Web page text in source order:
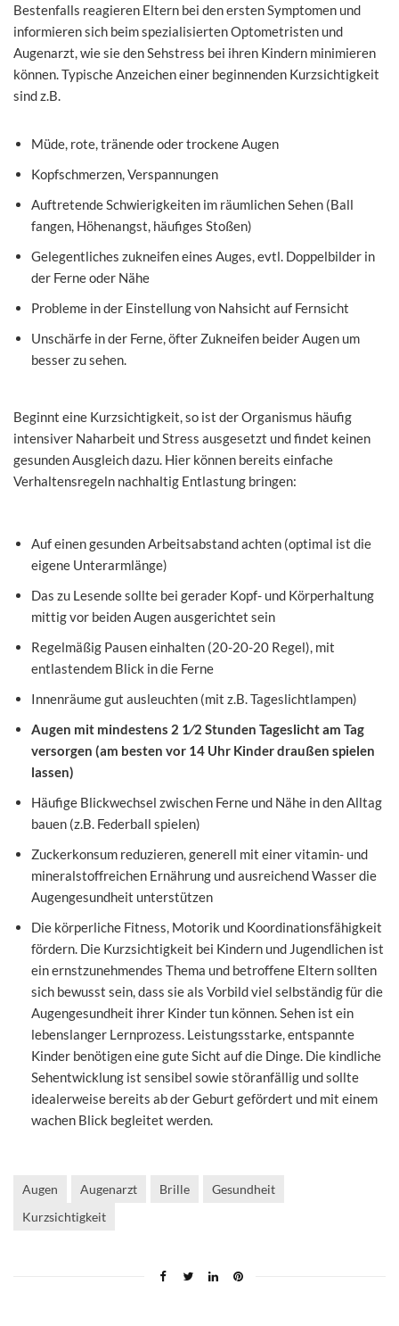
Bestenfalls reagieren Eltern bei den ersten Symptomen und
informieren sich beim spezialisierten Optometristen und
Augenarzt, wie sie den Sehstress bei ihren Kindern minimieren
können. Typische Anzeichen einer beginnenden Kurzsichtigkeit
sind z.B.
Müde, rote, tränende oder trockene Augen
Kopfschmerzen, Verspannungen
Auftretende Schwierigkeiten im räumlichen Sehen (Ball
fangen, Höhenangst, häufiges Stoßen)
Gelegentliches zukneifen eines Auges, evtl. Doppelbilder in
der Ferne oder Nähe
Probleme in der Einstellung von Nahsicht auf Fernsicht
Unschärfe in der Ferne, öfter Zukneifen beider Augen um
besser zu sehen.
Beginnt eine Kurzsichtigkeit, so ist der Organismus häufig
intensiver Naharbeit und Stress ausgesetzt und findet keinen
gesunden Ausgleich dazu. Hier können bereits einfache
Verhaltensregeln nachhaltig Entlastung bringen:
Auf einen gesunden Arbeitsabstand achten (optimal ist die
eigene Unterarmlänge)
Das zu Lesende sollte bei gerader Kopf- und Körperhaltung
mittig vor beiden Augen ausgerichtet sein
Regelmäßig Pausen einhalten (20-20-20 Regel), mit
entlastendem Blick in die Ferne
Innenräume gut ausleuchten (mit z.B. Tageslichtlampen)
Augen mit mindestens 2 1⁄2 Stunden Tageslicht am Tag
versorgen (am besten vor 14 Uhr Kinder draußen spielen
lassen)
Häufige Blickwechsel zwischen Ferne und Nähe in den Alltag
bauen (z.B. Federball spielen)
Zuckerkonsum reduzieren, generell mit einer vitamin- und
mineralstoffreichen Ernährung und ausreichend Wasser die
Augengesundheit unterstützen
Die körperliche Fitness, Motorik und Koordinationsfähigkeit
fördern. Die Kurzsichtigkeit bei Kindern und Jugendlichen ist
ein ernstzunehmendes Thema und betroffene Eltern sollten
sich bewusst sein, dass sie als Vorbild viel selbständig für die
Augengesundheit ihrer Kinder tun können. Sehen ist ein
lebenslanger Lernprozess. Leistungsstarke, entspannte
Kinder benötigen eine gute Sicht auf die Dinge. Die kindliche
Sehentwicklung ist sensibel sowie störanfällig und sollte
idealerweise bereits ab der Geburt gefördert und mit einem
wachen Blick begleitet werden.
Augen Augenarzt Brille
Gesundheit
Kurzsichtigkeit